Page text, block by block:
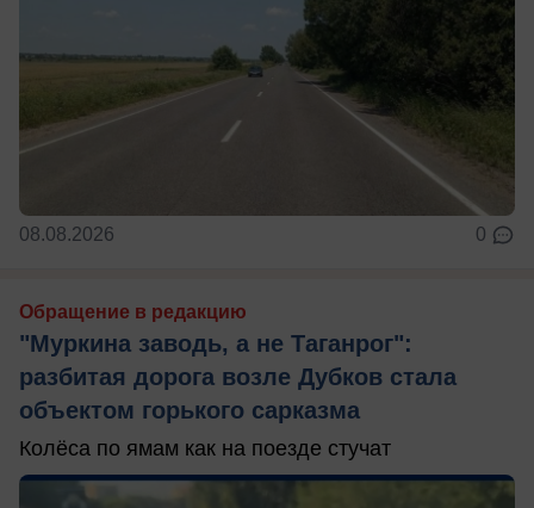
08.08.2026 0
Обращение в редакцию
"Муркина заводь, а не Таганрог":
разбитая дорога возле Дубков стала
объектом горького сарказма
Колёса по ямам как на поезде стучат